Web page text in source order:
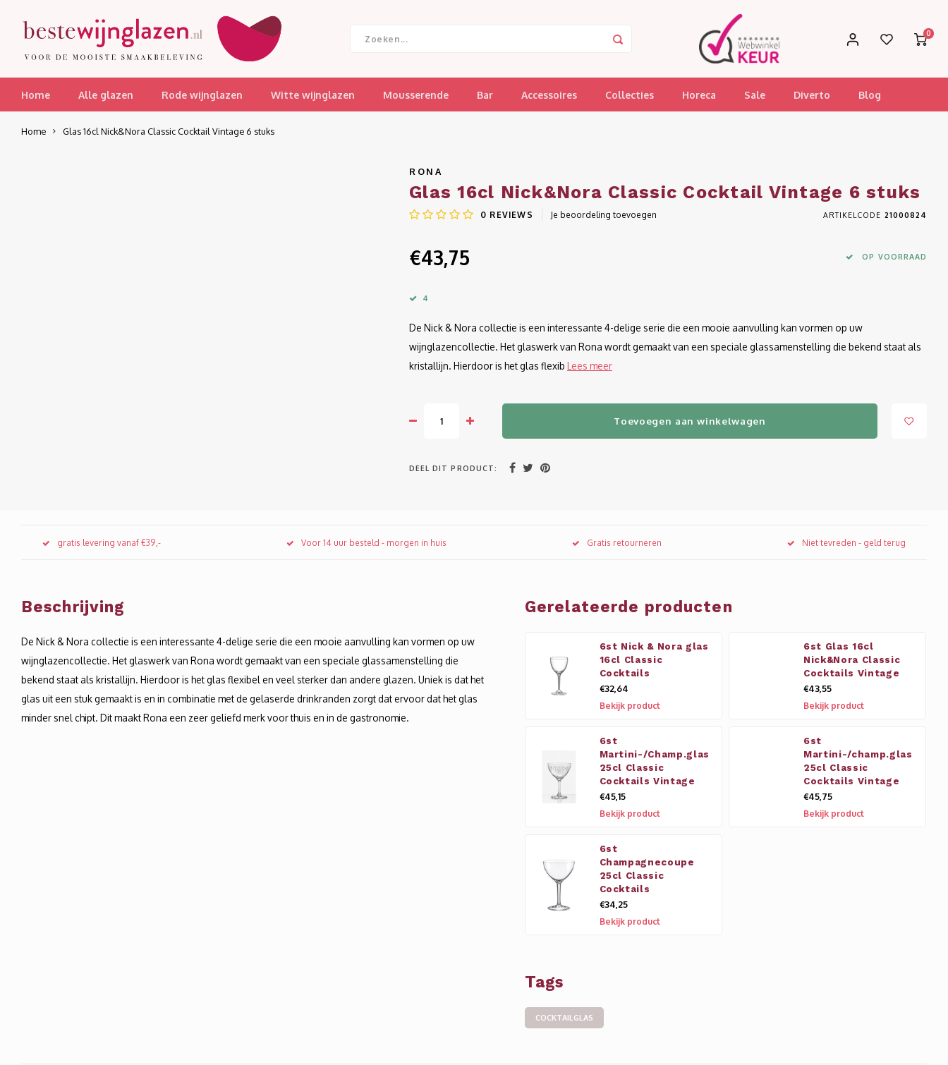
0
Home Alle glazen Rode wijnglazen Witte wijnglazen Mousserende Bar Accessoires Collecties Horeca Sale Diverto Blog
Home Glas 16cl Nick&Nora Classic Cocktail Vintage 6 stuks
RONA
Glas 16cl Nick&Nora Classic Cocktail Vintage 6 stuks
0 REVIEWS Je beoordeling toevoegen ARTIKELCODE 21000824
€43,75 OP VOORRAAD
4
De Nick & Nora collectie is een interessante 4-delige serie die een mooie aanvulling kan vormen op uw
wijnglazencollectie. Het glaswerk van Rona wordt gemaakt van een speciale glassamenstelling die bekend staat als
kristallijn. Hierdoor is het glas flexib Lees meer
Toevoegen aan winkelwagen
DEEL DIT PRODUCT:
gratis levering vanaf €39,- Voor 14 uur besteld - morgen in huis Gratis retourneren Niet tevreden - geld terug
Beschrijving
De Nick & Nora collectie is een interessante 4-delige serie die een mooie aanvulling kan vormen op uw
wijnglazencollectie. Het glaswerk van Rona wordt gemaakt van een speciale glassamenstelling die
bekend staat als kristallijn. Hierdoor is het glas flexibel en veel sterker dan andere glazen. Uniek is dat het
glas uit een stuk gemaakt is en in combinatie met de gelaserde drinkranden zorgt dat ervoor dat het glas
minder snel chipt. Dit maakt Rona een zeer geliefd merk voor thuis en in de gastronomie.
Gerelateerde producten
6st Nick & Nora glas
16cl Classic
Cocktails
€32,64
Bekijk product
6st Glas 16cl
Nick&Nora Classic
Cocktails Vintage
€43,55
Bekijk product
6st
Martini-/Champ.glas
25cl Classic
Cocktails Vintage
€45,15
Bekijk product
6st
Martini-/champ.glas
25cl Classic
Cocktails Vintage
€45,75
Bekijk product
6st
Champagnecoupe
25cl Classic
Cocktails
€34,25
Bekijk product
Tags
COCKTAILGLAS